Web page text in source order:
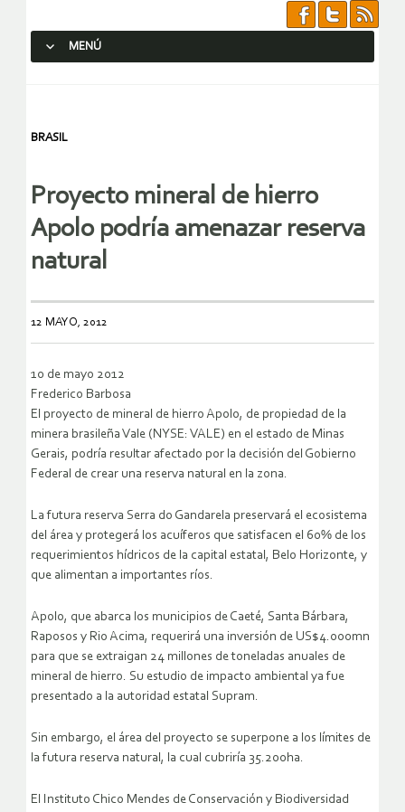
MENÚ
BRASIL
Proyecto mineral de hierro
Apolo podría amenazar reserva
natural
12 MAYO, 2012
10 de mayo 2012
Frederico Barbosa
El proyecto de mineral de hierro Apolo, de propiedad de la
minera brasileña Vale (NYSE: VALE) en el estado de Minas
Gerais, podría resultar afectado por la decisión del Gobierno
Federal de crear una reserva natural en la zona.
La futura reserva Serra do Gandarela preservará el ecosistema
del área y protegerá los acuíferos que satisfacen el 60% de los
requerimientos hídricos de la capital estatal, Belo Horizonte, y
que alimentan a importantes ríos.
Apolo, que abarca los municipios de Caeté, Santa Bárbara,
Raposos y Rio Acima, requerirá una inversión de US$4.000mn
para que se extraigan 24 millones de toneladas anuales de
mineral de hierro. Su estudio de impacto ambiental ya fue
presentado a la autoridad estatal Supram.
Sin embargo, el área del proyecto se superpone a los límites de
la futura reserva natural, la cual cubriría 35.200ha.
El Instituto Chico Mendes de Conservación y Biodiversidad